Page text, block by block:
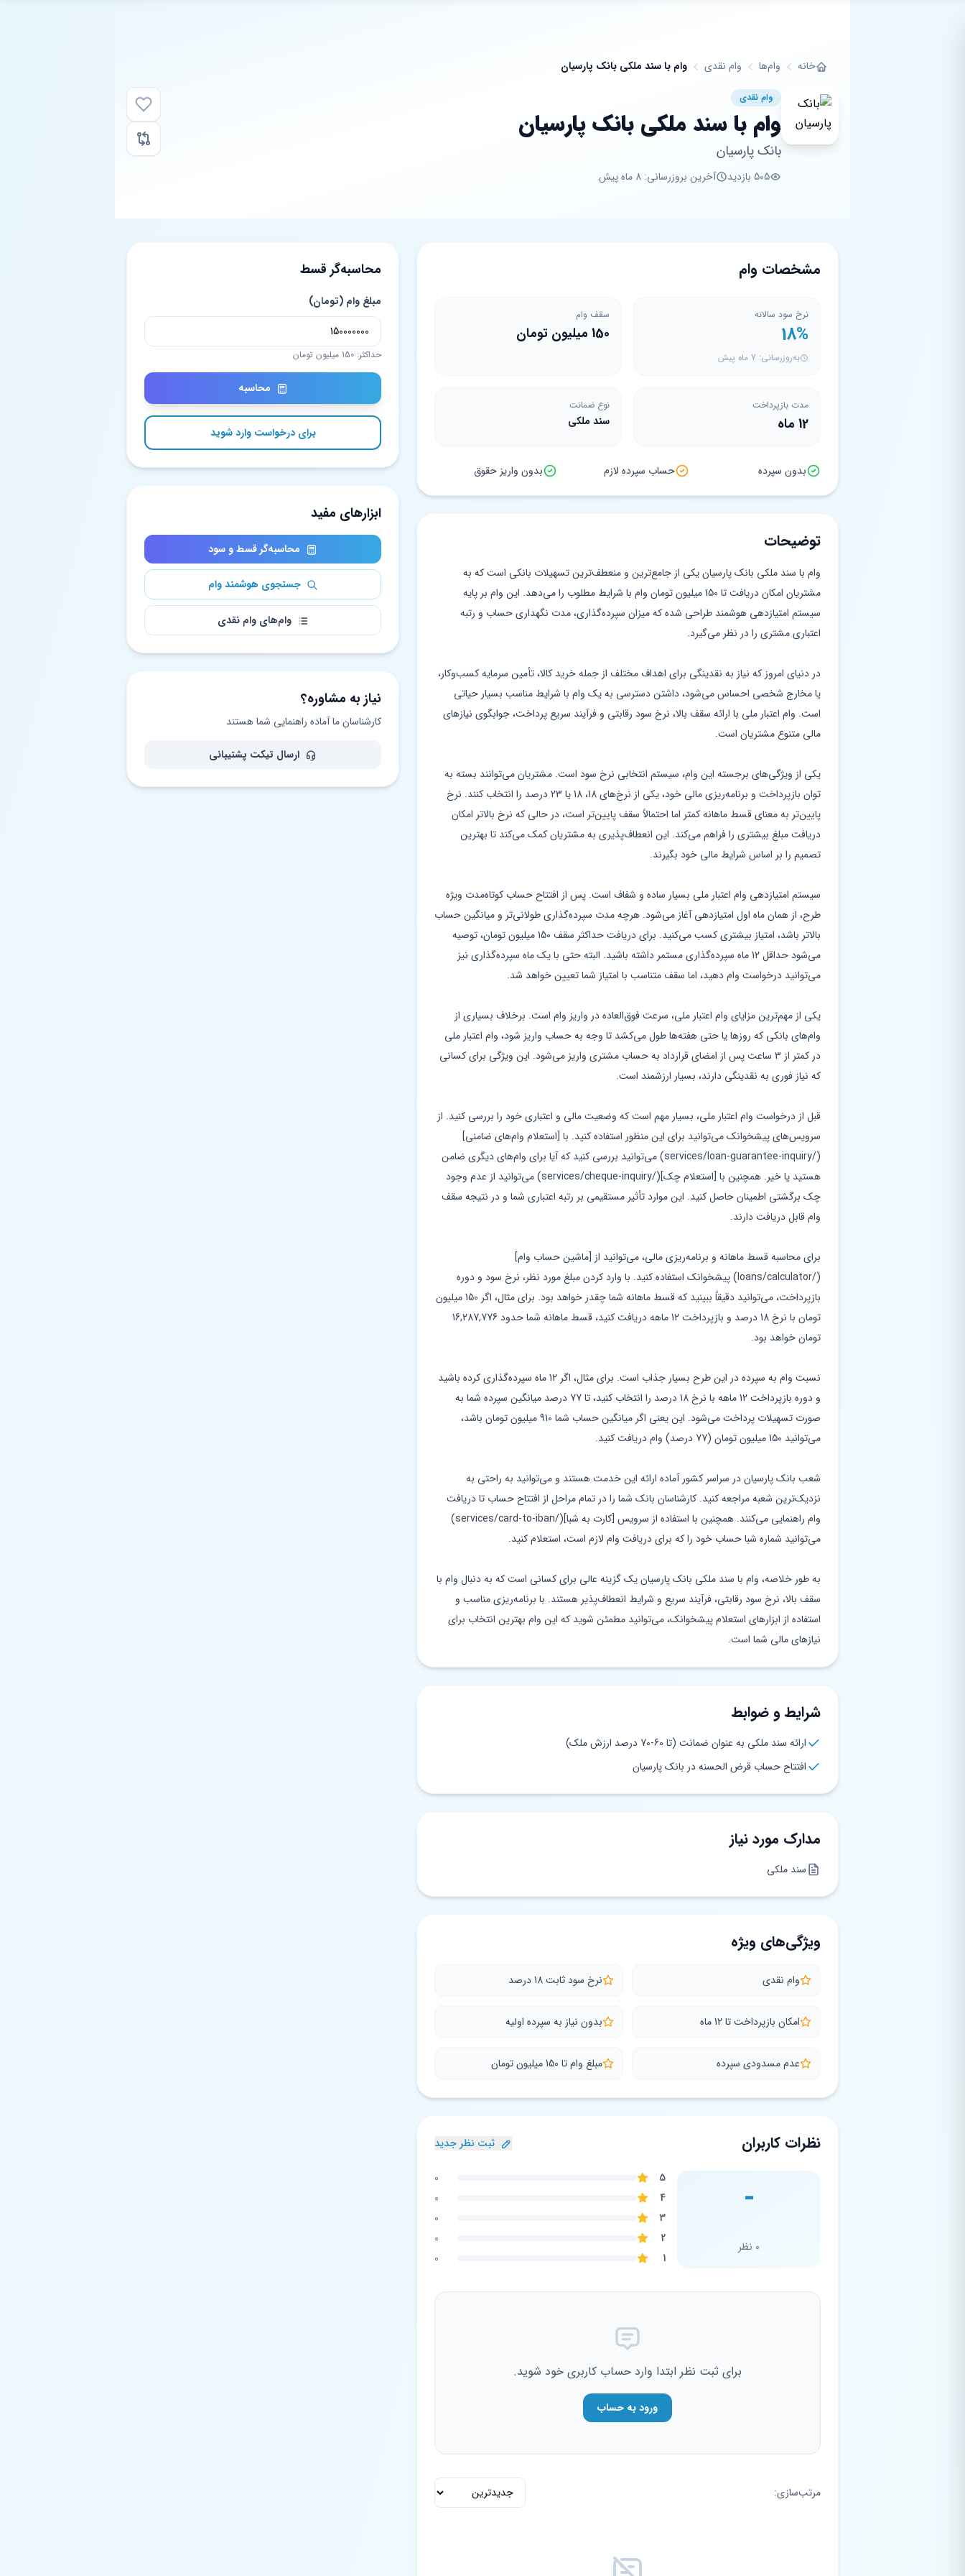
خانه وام‌ها وام نقدی وام با سند ملکی بانک پارسیان
وام نقدی
وام با سند ملکی بانک پارسیان
بانک پارسیان
505 بازدید آخرین بروزرسانی: 8 ماه پیش
مشخصات وام
نرخ سود سالانه
18%
به‌روزرسانی: 7 ماه پیش
سقف وام
150 میلیون تومان
مدت بازپرداخت
12 ماه
نوع ضمانت
سند ملکی
بدون سپرده حساب سپرده لازم بدون واریز حقوق
توضیحات
وام با سند ملکی بانک پارسیان یکی از جامع‌ترین و منعطف‌ترین تسهیلات بانکی است که به
مشتریان امکان دریافت تا 150 میلیون تومان وام با شرایط مطلوب را می‌دهد. این وام بر پایه
سیستم امتیازدهی هوشمند طراحی شده که میزان سپرده‌گذاری، مدت نگهداری حساب و رتبه
اعتباری مشتری را در نظر می‌گیرد.
در دنیای امروز که نیاز به نقدینگی برای اهداف مختلف از جمله خرید کالا، تأمین سرمایه کسب‌وکار،
یا مخارج شخصی احساس می‌شود، داشتن دسترسی به یک وام با شرایط مناسب بسیار حیاتی
است. وام اعتبار ملی با ارائه سقف بالا، نرخ سود رقابتی و فرآیند سریع پرداخت، جوابگوی نیازهای
مالی متنوع مشتریان است.
یکی از ویژگی‌های برجسته این وام، سیستم انتخابی نرخ سود است. مشتریان می‌توانند بسته به
توان بازپرداخت و برنامه‌ریزی مالی خود، یکی از نرخ‌های 18، 18 یا 23 درصد را انتخاب کنند. نرخ
پایین‌تر به معنای قسط ماهانه کمتر اما احتمالاً سقف پایین‌تر است، در حالی که نرخ بالاتر امکان
دریافت مبلغ بیشتری را فراهم می‌کند. این انعطاف‌پذیری به مشتریان کمک می‌کند تا بهترین
تصمیم را بر اساس شرایط مالی خود بگیرند.
سیستم امتیازدهی وام اعتبار ملی بسیار ساده و شفاف است. پس از افتتاح حساب کوتاه‌مدت ویژه
طرح، از همان ماه اول امتیازدهی آغاز می‌شود. هرچه مدت سپرده‌گذاری طولانی‌تر و میانگین حساب
بالاتر باشد، امتیاز بیشتری کسب می‌کنید. برای دریافت حداکثر سقف 150 میلیون تومان، توصیه
می‌شود حداقل 12 ماه سپرده‌گذاری مستمر داشته باشید. البته حتی با یک ماه سپرده‌گذاری نیز
می‌توانید درخواست وام دهید، اما سقف متناسب با امتیاز شما تعیین خواهد شد.
یکی از مهم‌ترین مزایای وام اعتبار ملی، سرعت فوق‌العاده در واریز وام است. برخلاف بسیاری از
وام‌های بانکی که روزها یا حتی هفته‌ها طول می‌کشد تا وجه به حساب واریز شود، وام اعتبار ملی
در کمتر از 3 ساعت پس از امضای قرارداد به حساب مشتری واریز می‌شود. این ویژگی برای کسانی
که نیاز فوری به نقدینگی دارند، بسیار ارزشمند است.
قبل از درخواست وام اعتبار ملی، بسیار مهم است که وضعیت مالی و اعتباری خود را بررسی کنید. از
سرویس‌های پیشخوانک می‌توانید برای این منظور استفاده کنید. با [استعلام وام‌های ضامنی]
(/services/loan-guarantee-inquiry) می‌توانید بررسی کنید که آیا برای وام‌های دیگری ضامن
هستید یا خیر. همچنین با [استعلام چک](/services/cheque-inquiry) می‌توانید از عدم وجود
چک برگشتی اطمینان حاصل کنید. این موارد تأثیر مستقیمی بر رتبه اعتباری شما و در نتیجه سقف
وام قابل دریافت دارند.
برای محاسبه قسط ماهانه و برنامه‌ریزی مالی، می‌توانید از [ماشین حساب وام]
(/loans/calculator) پیشخوانک استفاده کنید. با وارد کردن مبلغ مورد نظر، نرخ سود و دوره
بازپرداخت، می‌توانید دقیقاً ببینید که قسط ماهانه شما چقدر خواهد بود. برای مثال، اگر 150 میلیون
تومان با نرخ 18 درصد و بازپرداخت 12 ماهه دریافت کنید، قسط ماهانه شما حدود 16,287,776
تومان خواهد بود.
نسبت وام به سپرده در این طرح بسیار جذاب است. برای مثال، اگر 12 ماه سپرده‌گذاری کرده باشید
و دوره بازپرداخت 12 ماهه با نرخ 18 درصد را انتخاب کنید، تا 77 درصد میانگین سپرده شما به
صورت تسهیلات پرداخت می‌شود. این یعنی اگر میانگین حساب شما 910 میلیون تومان باشد،
می‌توانید 150 میلیون تومان (77 درصد) وام دریافت کنید.
شعب بانک پارسیان در سراسر کشور آماده ارائه این خدمت هستند و می‌توانید به راحتی به
نزدیک‌ترین شعبه مراجعه کنید. کارشناسان بانک شما را در تمام مراحل از افتتاح حساب تا دریافت
وام راهنمایی می‌کنند. همچنین با استفاده از سرویس [کارت به شبا](/services/card-to-iban)
می‌توانید شماره شبا حساب خود را که برای دریافت وام لازم است، استعلام کنید.
به طور خلاصه، وام با سند ملکی بانک پارسیان یک گزینه عالی برای کسانی است که به دنبال وام با
سقف بالا، نرخ سود رقابتی، فرآیند سریع و شرایط انعطاف‌پذیر هستند. با برنامه‌ریزی مناسب و
استفاده از ابزارهای استعلام پیشخوانک، می‌توانید مطمئن شوید که این وام بهترین انتخاب برای
نیازهای مالی شما است.
شرایط و ضوابط
ارائه سند ملکی به عنوان ضمانت (تا 60-70 درصد ارزش ملک)
افتتاح حساب قرض الحسنه در بانک پارسیان
مدارک مورد نیاز
سند ملکی
ویژگی‌های ویژه
وام نقدی نرخ سود ثابت 18 درصد
امکان بازپرداخت تا 12 ماه بدون نیاز به سپرده اولیه
عدم مسدودی سپرده مبلغ وام تا 150 میلیون تومان
نظرات کاربران
-
0 نظر
5
0
4
0
3
0
2
0
1
0
برای ثبت نظر ابتدا وارد حساب کاربری خود شوید.
ورود به حساب
مرتب‌سازی:
محاسبه‌گر قسط
مبلغ وام (تومان)
حداکثر: 150 میلیون تومان
برای درخواست وارد شوید
ابزارهای مفید
محاسبه‌گر قسط و سود
جستجوی هوشمند وام
وام‌های وام نقدی
نیاز به مشاوره؟
کارشناسان ما آماده راهنمایی شما هستند
ارسال تیکت پشتیبانی